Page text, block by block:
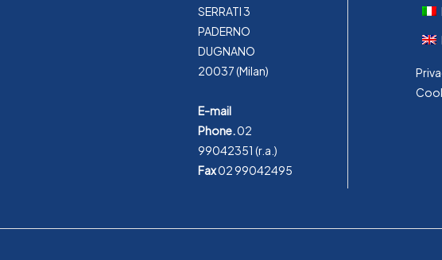
SERRATI 3
PADERNO
DUGNANO
20037 (Milan)
E-mail
Phone.02
99042351 (r.a.)
Fax02 99042495